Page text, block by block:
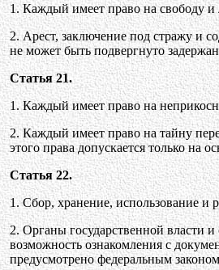
1. Каждый имеет право на свободу
2. Арест, заключение под стражу и
не может быть подвергнуто
Статья 21.
1. Каждый имеет право на
2. Каждый имеет право на тайну
этого права допускается только на
Статья 22.
1. Сбор, хранение, использование и
2. Органы государственной власти
возможность ознакомления с
предусмотрено федеральным